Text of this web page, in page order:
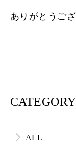
ありがとうご
CATEGORY
ALL